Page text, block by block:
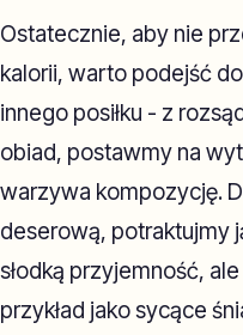
Ostatecznie, aby nie
kalorii, warto podejść
innego posiłku - z
obiad, postawmy na
warzywa kompozycję.
deserową, potraktujmy
słodką przyjemność,
przykład jako sycące